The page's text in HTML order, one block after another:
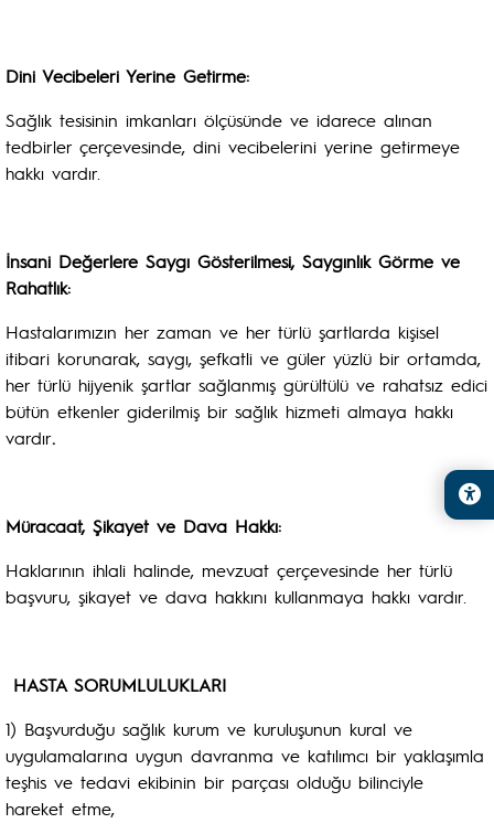
Dini Vecibeleri Yerine Getirme:
Sağlık tesisinin imkanları ölçüsünde ve idarece alınan
tedbirler çerçevesinde, dini vecibelerini yerine getirmeye
hakkı vardır.
İnsani Değerlere Saygı Gösterilmesi, Saygınlık Görme ve
Rahatlık:
Hastalarımızın her zaman ve her türlü şartlarda kişisel
itibari korunarak, saygı, şefkatli ve güler yüzlü bir ortamda,
her türlü hijyenik şartlar sağlanmış gürültülü ve rahatsız edici
bütün etkenler giderilmiş bir sağlık hizmeti almaya hakkı
vardır.
Müracaat, Şikayet ve Dava Hakkı:
Haklarının ihlali halinde, mevzuat çerçevesinde her türlü
başvuru, şikayet ve dava hakkını kullanmaya hakkı vardır.
HASTA SORUMLULUKLARI
1) Başvurduğu sağlık kurum ve kuruluşunun kural ve
uygulamalarına uygun davranma ve katılımcı bir yaklaşımla
teşhis ve tedavi ekibinin bir parçası olduğu bilinciyle
hareket etme,